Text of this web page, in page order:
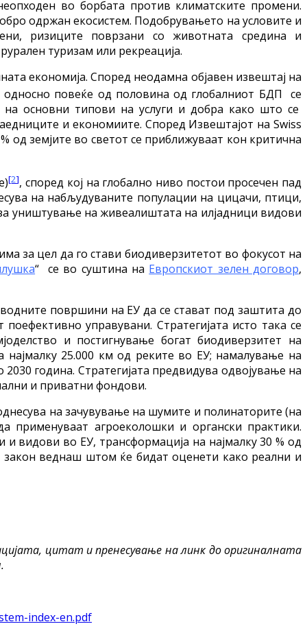
во борбата против климатските промени.
одржан екосистем. Подобрувањето на условите и
ризиците поврзани со животната средина и
туризам или рекреација.
економија. Според неодамна објавен извештај на
повеќе од половина од глобалниот БДП се
основни типови на услуги и добра како што се
и економиите. Според Извештајот на Swiss
од земјите во светот се приближуваат кон критична
[2], според кој на глобално ниво постои просечен пад
на набљудуваните популации на цицачи, птици,
уништување на живеалиштата на илјадници видови
за цел да го стави биодиверзитетот во фокусот на
“ се во суштина на Европскиот зелен договор,
површини на ЕУ да се стават под заштита до
управувани. Стратегијата исто така се
и постигнување богат биодиверзитет на
25.000 км од реките во ЕУ; намалување на
година. Стратегијата предвидува одвојување на
и приватни фондови.
на зачувување на шумите и полинаторите (на
агроеколошки и органски практики.
видови во ЕУ, трансформација на најмалку 30 % од
веднаш штом ќе бидат оценети како реални и
цитат и пренесување на линк до оригиналната
index-en.pdf